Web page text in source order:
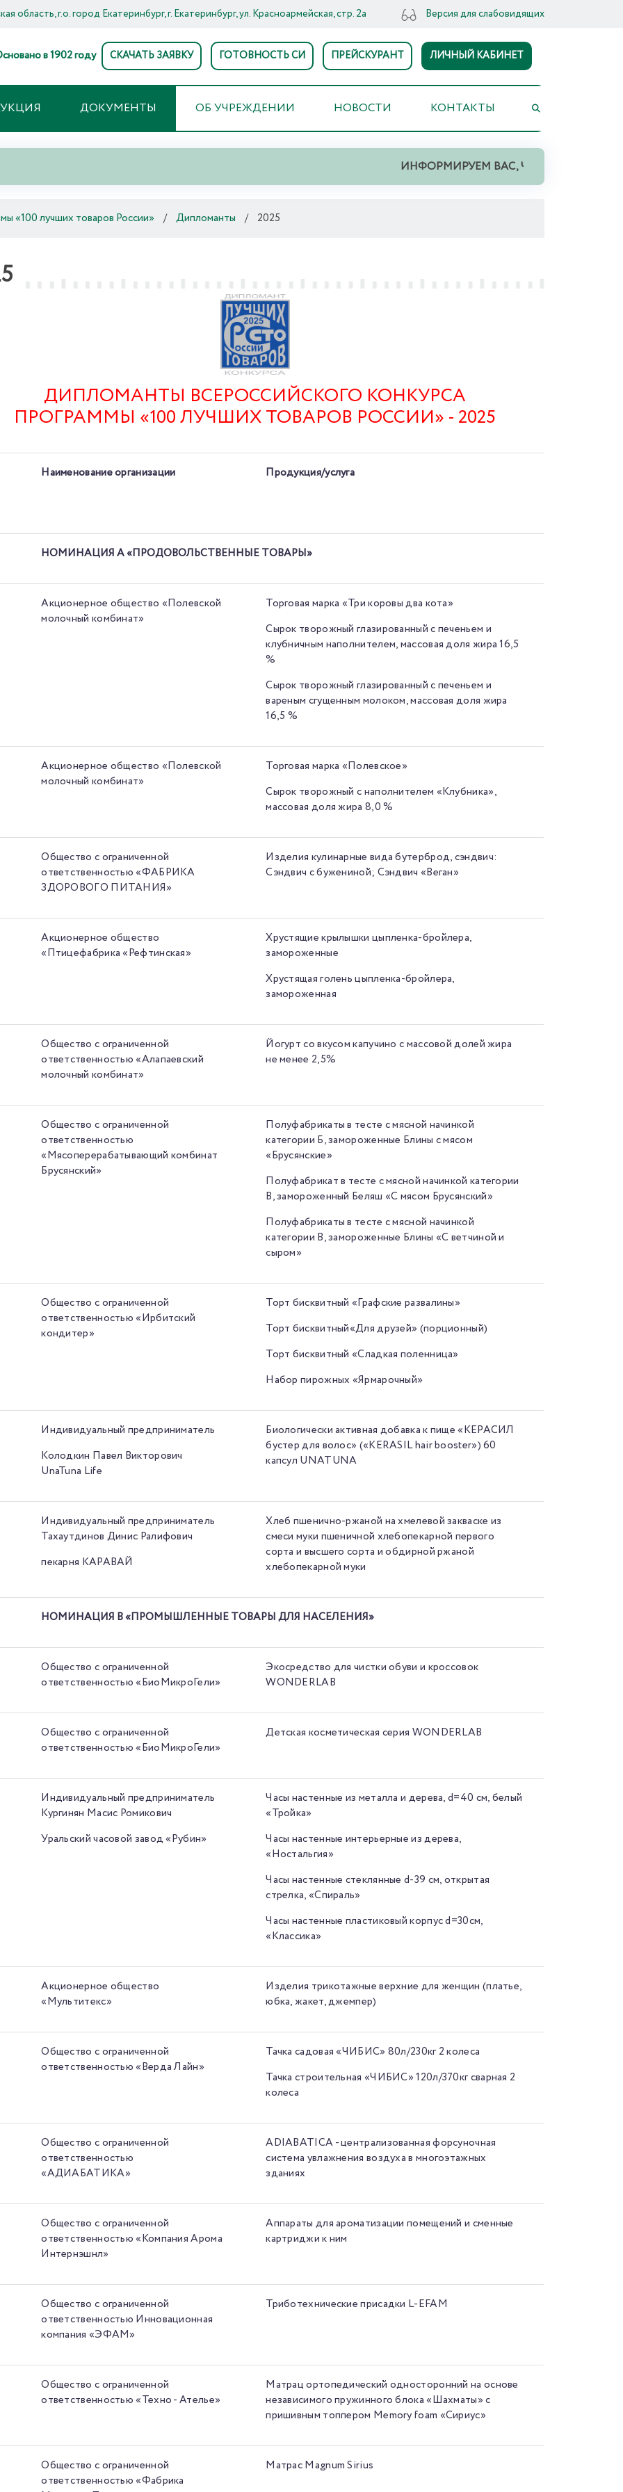
область, г.о. город Екатеринбург, г. Екатеринбург, ул. Красноармейская, стр. 2а Версия для слабовидящих
в 1902 году СКАЧАТЬ ЗАЯВКУ ГОТОВНОСТЬ СИ ПРЕЙСКУРАНТ ЛИЧНЫЙ КАБИНЕТ
ДОКУМЕНТЫ ОБ УЧРЕЖДЕНИИ НОВОСТИ КОНТАКТЫ
ИНФОРМИРУЕМ ВАС, ЧТО НА ТЕРРИТОРИИ
«100 лучших товаров России» / Дипломанты / 2025
ДИПЛОМАНТЫ ВСЕРОССИЙСКОГО КОНКУРСА
ПРОГРАММЫ «100 ЛУЧШИХ ТОВАРОВ РОССИИ» - 2025
Наименование организации Продукция/услуга
НОМИНАЦИЯ А «ПРОДОВОЛЬСТВЕННЫЕ ТОВАРЫ»
Акционерное общество «Полевской
молочный комбинат»
Торговая марка «Три коровы два кота»
Сырок творожный глазированный с печеньем и
клубничным наполнителем, массовая доля жира 16,5
%
Сырок творожный глазированный с печеньем и
вареным сгущенным молоком, массовая доля жира
16,5 %
Акционерное общество «Полевской
молочный комбинат»
Торговая марка «Полевское»
Сырок творожный с наполнителем «Клубника»,
массовая доля жира 8,0 %
Общество с ограниченной
ответственностью «ФАБРИКА
ЗДОРОВОГО ПИТАНИЯ»
Изделия кулинарные вида бутерброд, сэндвич:
Сэндвич с бужениной; Сэндвич «Веган»
Акционерное общество
«Птицефабрика «Рефтинская»
Хрустящие крылышки цыпленка-бройлера,
замороженные
Хрустящая голень цыпленка-бройлера,
замороженная
Общество с ограниченной
ответственностью «Алапаевский
молочный комбинат»
Йогурт со вкусом капучино с массовой долей жира
не менее 2,5%
Общество с ограниченной
ответственностью
«Мясоперерабатывающий комбинат
Брусянский»
Полуфабрикаты в тесте с мясной начинкой
категории Б, замороженные Блины с мясом
«Брусянские»
Полуфабрикат в тесте с мясной начинкой категории
В, замороженный Беляш «С мясом Брусянский»
Полуфабрикаты в тесте с мясной начинкой
категории В, замороженные Блины «С ветчиной и
сыром»
Общество с ограниченной
ответственностью «Ирбитский
кондитер»
Торт бисквитный «Графские развалины»
Торт бисквитный«Для друзей» (порционный)
Торт бисквитный «Сладкая поленница»
Набор пирожных «Ярмарочный»
Индивидуальный предприниматель
Колодкин Павел Викторович
UnaTuna Life
Биологически активная добавка к пище «КЕРАСИЛ
бустер для волос» («KERASIL hair booster») 60
капсул UNATUNA
Индивидуальный предприниматель
Тахаутдинов Динис Ралифович
пекарня КАРАВАЙ
Хлеб пшенично-ржаной на хмелевой закваске из
смеси муки пшеничной хлебопекарной первого
сорта и высшего сорта и обдирной ржаной
хлебопекарной муки
НОМИНАЦИЯ B «ПРОМЫШЛЕННЫЕ ТОВАРЫ ДЛЯ НАСЕЛЕНИЯ»
Общество с ограниченной
ответственностью «БиоМикроГели»
Экосредство для чистки обуви и кроссовок
WONDERLAB
Общество с ограниченной
ответственностью «БиоМикроГели»
Детская косметическая серия WONDERLAB
Индивидуальный предприниматель
Кургинян Масис Ромикович
Уральский часовой завод «Рубин»
Часы настенные из металла и дерева, d=40 см, белый
«Тройка»
Часы настенные интерьерные из дерева,
«Ностальгия»
Часы настенные стеклянные d-39 см, открытая
стрелка, «Спираль»
Часы настенные пластиковый корпус d=30см,
«Классика»
Акционерное общество
«Мультитекс»
Изделия трикотажные верхние для женщин (платье,
юбка, жакет, джемпер)
Общество с ограниченной
ответственностью «Верда Лайн»
Тачка садовая «ЧИБИС» 80л/230кг 2 колеса
Тачка строительная «ЧИБИС» 120л/370кг сварная 2
колеса
Общество с ограниченной
ответственностью
«АДИАБАТИКА»
ADIABATICA - централизованная форсуночная
система увлажнения воздуха в многоэтажных
зданиях
Общество с ограниченной
ответственностью «Компания Арома
Интернэшнл»
Аппараты для ароматизации помещений и сменные
картриджи к ним
Общество с ограниченной
ответственностью Инновационная
компания «ЭФАМ»
Триботехнические присадки L-EFAM
Общество с ограниченной
ответственностью «Техно - Ателье»
Матрац ортопедический односторонний на основе
независимого пружинного блока «Шахматы» с
пришивным топпером Memory foam «Сириус»
Общество с ограниченной
ответственностью «Фабрика
Матрас Magnum Sirius